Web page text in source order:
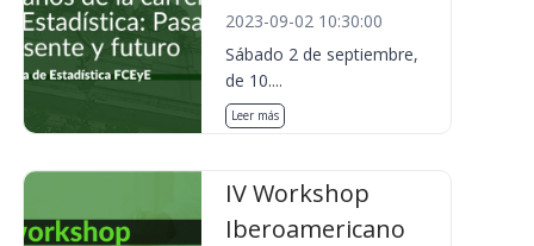
2023-09-02 10:30:00
Sábado 2 de septiembre,
de 10....
Leer más
IV Workshop
Iberoamericano